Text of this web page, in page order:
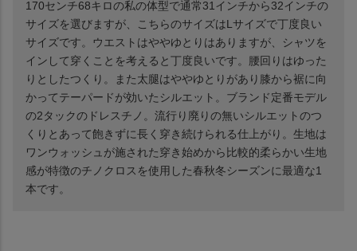
170センチ68キロの私の体型で通常31インチから32インチの
サイズを選びますが、こちらのサイズはLサイズで丁度良い
サイズです。ウエストはややゆとりはありますが、シャツを
インして穿くことを考えると丁度良いです。腰回りはゆった
りとしたつくり。また太腿はややゆとりがあり膝から裾に向
かってテーパードが効いたシルエット。ブランド定番モデル
の2タックのドレスチノ。流行り廃りの無いシルエットのつ
くりとあって飽きずに長く穿き続けられる仕上がり。生地は
ワンウォッシュが施された穿き始めから比較的柔らかい生地
感が特徴のチノクロスを使用した春秋冬シーズンに最適な1
本です。